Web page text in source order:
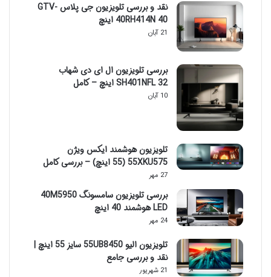
نقد و بررسی تلویزیون جی پلاس GTV-
40RH414N 40 اینچ
21 آبان
بررسی تلویزیون ال ای دی شهاب
SH401NFL 32 اینچ – کامل
10 آبان
تلویزیون هوشمند ایکس ویژن
55XKU575 (55 اینچ) – بررسی کامل
27 مهر
بررسی تلویزیون سامسونگ 40M5950
LED هوشمند 40 اینچ
24 مهر
تلویزیون الیو 55UB8450 سایز 55 اینچ |
نقد و بررسی جامع
21 شهریور